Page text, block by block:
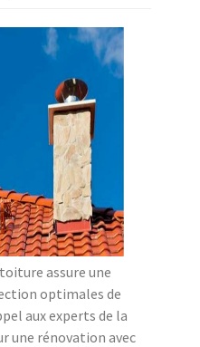
assure une
optimales de
aux experts de la
une rénovation avec